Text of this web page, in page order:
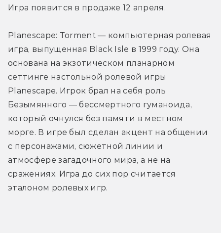
Игра появится в продаже 12 апреля.
Planescape: Torment — компьютерная ролевая
игра, выпущенная Black Isle в 1999 году. Она
основана на экзотическом планарном
сеттинге настольной ролевой игры
Planescape. Игрок брал на себя роль
Безымянного — бессмертного гуманоида,
который очнулся без памяти в местном
морге. В игре был сделан акцент на общении
с персонажами, сюжетной линии и
атмосфере загадочного мира, а не на
сражениях. Игра до сих пор считается
эталоном ролевых игр.